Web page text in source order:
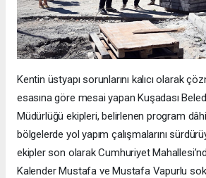
Kentin üstyapı sorunlarını kalıcı olarak
esasına göre mesai yapan Kuşadası
Müdürlüğü ekipleri, belirlenen program
bölgelerde yol yapım çalışmalarını
ekipler son olarak Cumhuriyet
Kalender Mustafa ve Mustafa Vapurlu